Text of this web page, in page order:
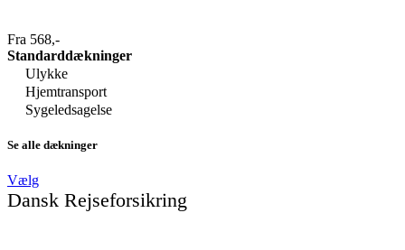
Fra 568,-
Standarddækninger
Ulykke
Hjemtransport
Sygeledsagelse
Se alle dækninger
Vælg
Dansk Rejseforsikring